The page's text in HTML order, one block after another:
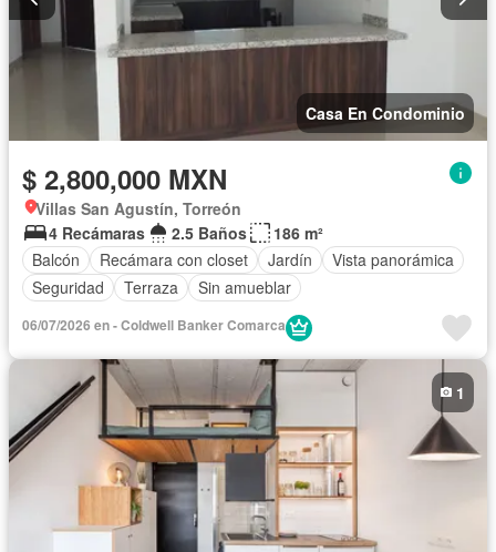
Casa En Condominio
$ 2,800,000 MXN
Villas San Agustín, Torreón
4 Recámaras
2.5 Baños
186 m²
Balcón
Recámara con closet Jardín
Vista panorámica
Seguridad
Terraza Sin amueblar
06/07/2026 en - Coldwell Banker Comarca
1